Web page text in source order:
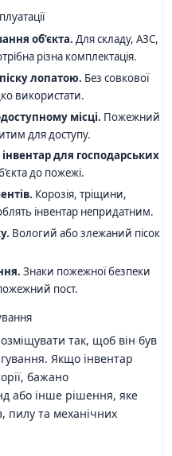
об’єкта. Для складу, АЗС,
різна комплектація.
лопатою. Без совкової
використати.
місці. Пожежний
для доступу.
для господарських
до пожежі.
Корозія, тріщини,
інвентар непридатним.
Вологий або злежаний пісок
Знаки пожежної безпеки
пост.
так, щоб він був
Якщо інвентар
бажано
або інше рішення, яке
пилу та механічних